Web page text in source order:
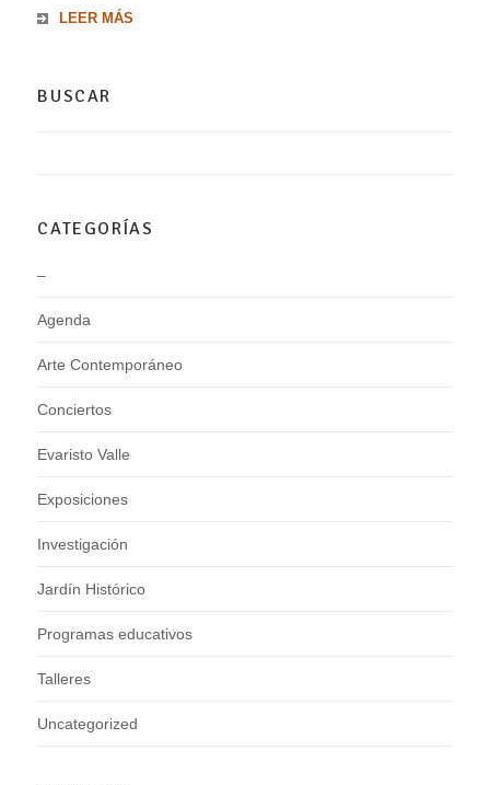
LEER MÁS
BUSCAR
CATEGORÍAS
–
Agenda
Arte Contemporáneo
Conciertos
Evaristo Valle
Exposiciones
Investigación
Jardín Histórico
Programas educativos
Talleres
Uncategorized